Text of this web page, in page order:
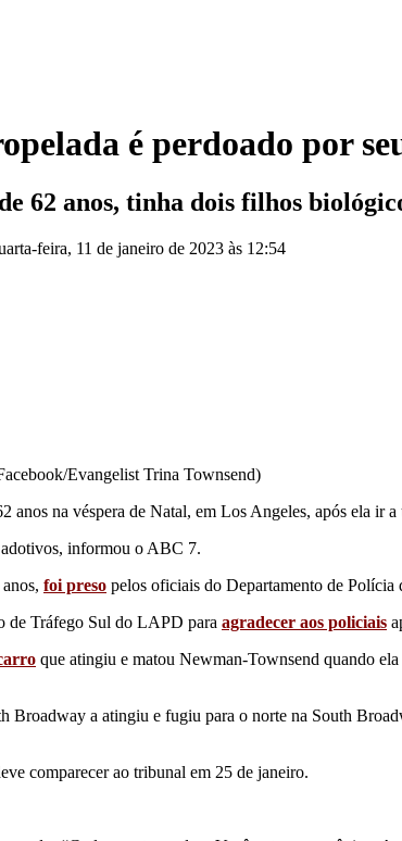
é perdoado por
62 anos, tinha dois filhos
feira, 11 de janeiro de 2023 às 12:54
Evangelist Trina Townsend)
anos na véspera de Natal, em Los Angeles, após ela ir a
informou o ABC 7.
foi preso pelos oficiais do Departamento de
de Tráfego Sul do LAPD para agradecer aos policiais
que atingiu e matou Newman-Townsend quando
Broadway a atingiu e fugiu para o norte na South
comparecer ao tribunal em 25 de janeiro.